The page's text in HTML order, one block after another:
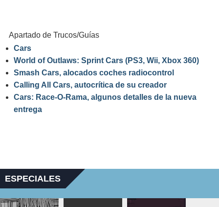
Apartado de Trucos/Guías
Cars
World of Outlaws: Sprint Cars (PS3, Wii, Xbox 360)
Smash Cars, alocados coches radiocontrol
Calling All Cars, autocrítica de su creador
Cars: Race-O-Rama, algunos detalles de la nueva
entrega
ESPECIALES